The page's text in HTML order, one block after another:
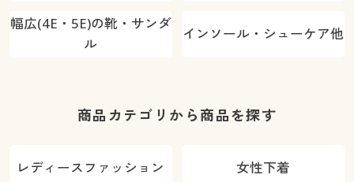
幅広(4E・5E)の靴・サンダ
ル
インソール・シューケア他
商品カテゴリから商品を探す
レディースファッション 女性下着